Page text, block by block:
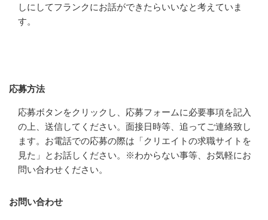
しにしてフランクにお話ができたらいいなと考えていま
す。
応募方法
応募ボタンをクリックし、応募フォームに必要事項を記入
の上、送信してください。面接日時等、追ってご連絡致し
ます。お電話での応募の際は「クリエイトの求職サイトを
見た」とお話しください。※わからない事等、お気軽にお
問い合わせください。
お問い合わせ